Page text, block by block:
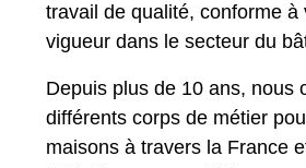
travail de qualité, conforme
vigueur dans le secteur du
Depuis plus de 10 ans, nous
différents corps de métier
maisons à travers la France